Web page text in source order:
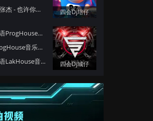
【172Mix独家】张杰 - 也许你就在对岸(Dj培仔 Electro Mix国语男)
四会Dj培仔
四会Dj城仔-全国语ProgHouse音乐秋风落叶背着风流泪伤感专辑172Mix串烧
Dj城仔-全国语ProgHouse音乐80后专属女声至少还有你情歌专辑172Mix串烧
四会Dj城仔-全国语LakHouse音乐精选超弹系列我的楼兰专辑172Mix串烧
四会Dj城仔